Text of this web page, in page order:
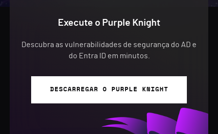
Execute o Purple Knight
Descubra as vulnerabilidades de segurança do AD e
do Entra ID em minutos.
DESCARREGAR O PURPLE KNIGHT